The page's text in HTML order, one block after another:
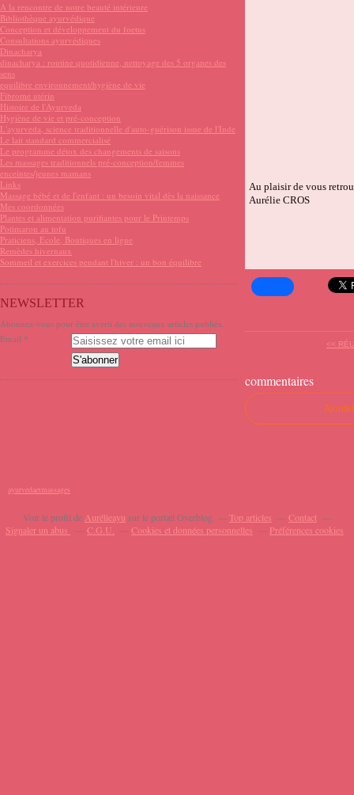
A la rencontre de notre beauté intérieure
Bibliothèque ayurvédique
Conception et développement du foetus
Consultations ayurvédiques
Dinacharya
dinacharya : routine quotidienne, nettoyage des 5 organes des
sens
equilibre environnement/hygiène de vie
Fibrome utérin
Histoire de l'Ayurveda
Hygiène de vie et pré-conception
L'ayurveda, science traditionnelle d'auto-guérison issue de l'Inde
Le lait standard commercialisé
Le programme détox des changements de saisons
Les massages traditionnels pré-conception/femmes
enceintes/jeunes mamans
Links
Massage bébé et de l'enfant : un besoin vital dès la naissance
Mes coordonnées
Plantes et alimentation purifiantes pour le Printemps
Potimaron au tofu
Praticiens, Ecole, Boutiques en ligne
Remèdes hivernaux
Sommeil et exercices pendant l'hiver : un bon équilibre
NEWSLETTER
Abonnez-vous pour être averti des nouveaux articles publiés.
Email
Au plaisir de vous
Aurélie CROS
<<
commentaires
ayurvedaetmassages
Voir le profil de Aurélieayu sur le portail Overblog Top articles
Contact
Signaler un abus
C.G.U. Cookies et données personnelles Préférences cookies